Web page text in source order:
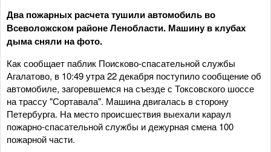
Два пожарных расчета тушили автомобиль во
Всеволожском районе Ленобласти. Машину в клубах
дыма сняли на фото.
Как сообщает паблик Поисково-спасательной службы
Агалатово, в 10:49 утра 22 декабря поступило сообщение об
автомобиле, загоревшемся на съезде с Токсовского шоссе
на трассу "Сортавала". Машина двигалась в сторону
Петербурга. На место происшествия выехали караул
пожарно-спасательной службы и дежурная смена 100
пожарной части.